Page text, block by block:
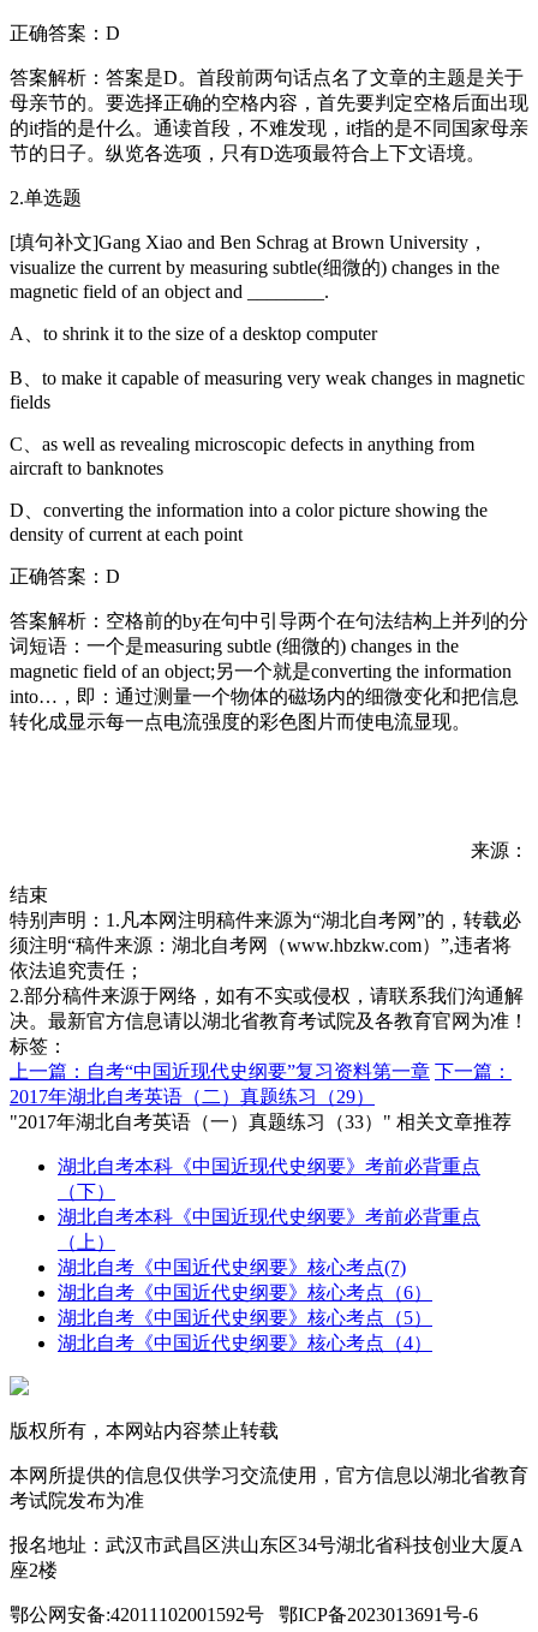
正确答案：D
答案解析：答案是D。首段前两句话点名了文章的主题是关于
母亲节的。要选择正确的空格内容，首先要判定空格后面出现
的it指的是什么。通读首段，不难发现，it指的是不同国家母亲
节的日子。纵览各选项，只有D选项最符合上下文语境。
2.单选题
[填句补文]Gang Xiao and Ben Schrag at Brown University，
visualize the current by measuring subtle(细微的) changes in the
magnetic field of an object and ________.
A、to shrink it to the size of a desktop computer
B、to make it capable of measuring very weak changes in magnetic
fields
C、as well as revealing microscopic defects in anything from
aircraft to banknotes
D、converting the information into a color picture showing the
density of current at each point
正确答案：D
答案解析：空格前的by在句中引导两个在句法结构上并列的分
词短语：一个是measuring subtle (细微的) changes in the
magnetic field of an object;另一个就是converting the information
into…，即：通过测量一个物体的磁场内的细微变化和把信息
转化成显示每一点电流强度的彩色图片而使电流显现。
来源：
结束
特别声明：1.凡本网注明稿件来源为“湖北自考网”的，转载必
须注明“稿件来源：湖北自考网（www.hbzkw.com）”,违者将
依法追究责任；
2.部分稿件来源于网络，如有不实或侵权，请联系我们沟通解
决。最新官方信息请以湖北省教育考试院及各教育官网为准！
标签：
上一篇：自考“中国近现代史纲要”复习资料第一章 下一篇：
2017年湖北自考英语（二）真题练习（29）
"2017年湖北自考英语（一）真题练习（33）" 相关文章推荐
湖北自考本科《中国近现代史纲要》考前必背重点
（下）
湖北自考本科《中国近现代史纲要》考前必背重点
（上）
湖北自考《中国近代史纲要》核心考点(7)
湖北自考《中国近代史纲要》核心考点（6）
湖北自考《中国近代史纲要》核心考点（5）
湖北自考《中国近代史纲要》核心考点（4）
版权所有，本网站内容禁止转载
本网所提供的信息仅供学习交流使用，官方信息以湖北省教育
考试院发布为准
报名地址：武汉市武昌区洪山东区34号湖北省科技创业大厦A
座2楼
鄂公网安备:42011102001592号 鄂ICP备2023013691号-6